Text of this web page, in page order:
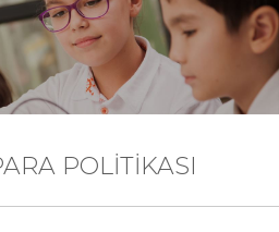
POLITIKASI